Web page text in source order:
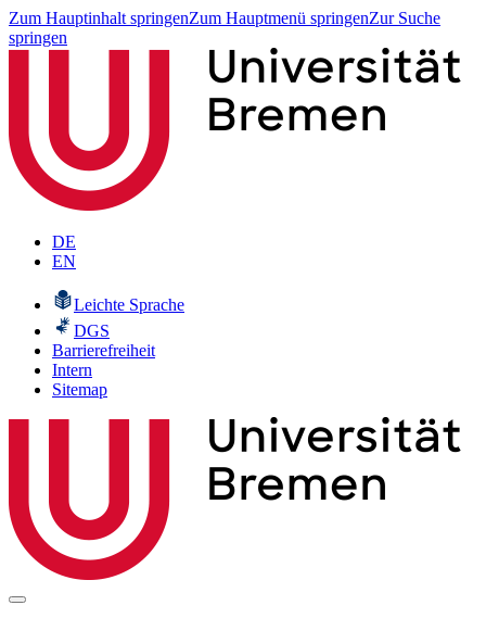
Zum Hauptinhalt springenZum Hauptmenü springenZur Suche
springen
DE
EN
Leichte Sprache
DGS
Barrierefreiheit
Intern
Sitemap